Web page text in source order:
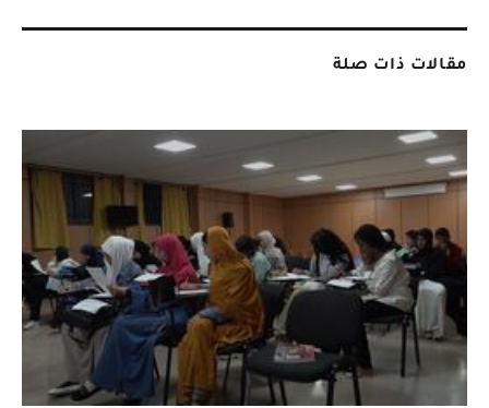
مقالات ذات صلة